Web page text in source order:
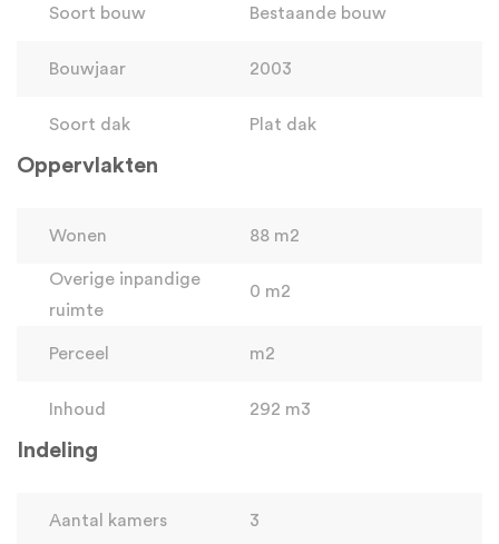
Soort bouw Bestaande bouw
Bouwjaar 2003
Soort dak Plat dak
Oppervlakten
Wonen 88 m2
Overige inpandige
ruimte
0 m2
Perceel m2
Inhoud 292 m3
Indeling
Aantal kamers 3